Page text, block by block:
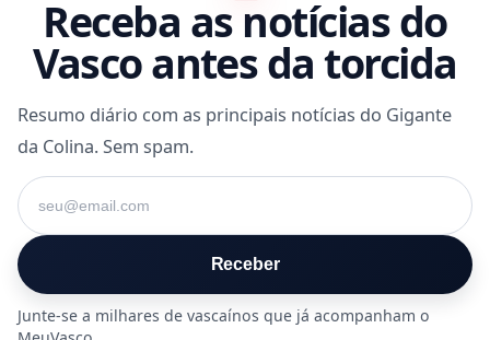
Receba as notícias do
Vasco antes da torcida
Resumo diário com as principais notícias do Gigante
da Colina. Sem spam.
Seu e-mail
Receber